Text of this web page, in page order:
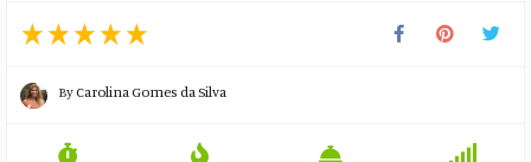
ByCarolina Gomes da Silva